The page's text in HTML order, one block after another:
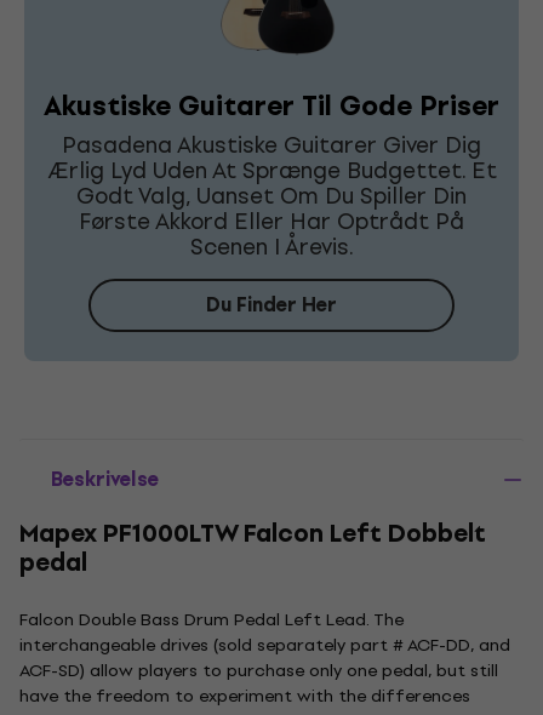
Akustiske Guitarer Til Gode Priser
Pasadena Akustiske Guitarer Giver Dig
Ærlig Lyd Uden At Sprænge Budgettet. Et
Godt Valg, Uanset Om Du Spiller Din
Første Akkord Eller Har Optrådt På
Scenen I Årevis.
Du Finder Her
Beskrivelse
Mapex PF1000LTW Falcon Left Dobbelt
pedal
Falcon Double Bass Drum Pedal Left Lead. The
interchangeable drives (sold separately part # ACF-DD, and
ACF-SD) allow players to purchase only one pedal, but still
have the freedom to experiment with the differences